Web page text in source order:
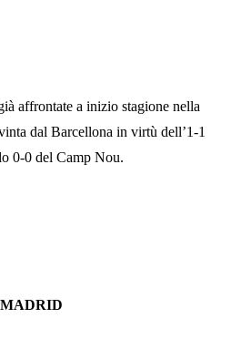
affrontate a inizio stagione nella
dal Barcellona in virtù dell’1-1
0-0 del Camp Nou.